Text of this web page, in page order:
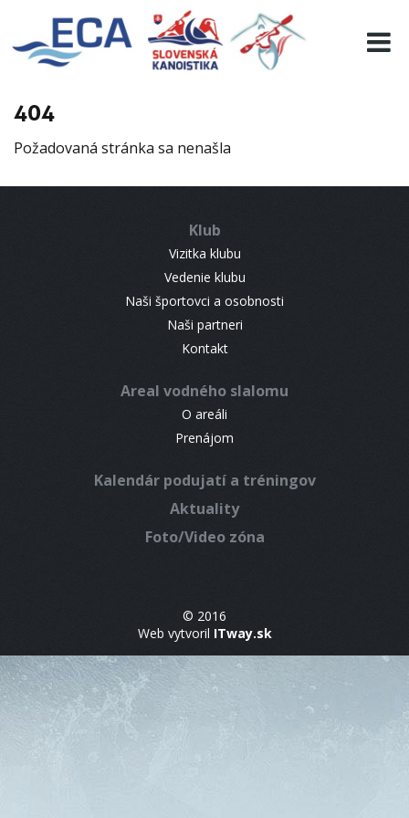
404
Požadovaná stránka sa nenašla
Klub
Vizitka klubu
Vedenie klubu
Naši športovci a osobnosti
Naši partneri
Kontakt
Areal vodného slalomu
O areáli
Prenájom
Kalendár podujatí a tréningov
Aktuality
Foto/Video zóna
© 2016
Web vytvoril ITway.sk
EURO 19
INFO
RESULTS
CONTACT